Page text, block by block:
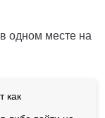
одном месте на
как